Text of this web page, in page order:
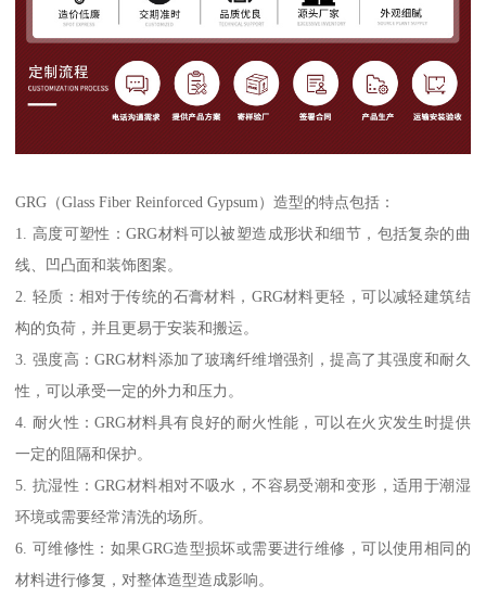
GRG（Glass Fiber Reinforced Gypsum）造型的特点包括：
1. 高度可塑性：GRG材料可以被塑造成形状和细节，包括复杂的曲
线、凹凸面和装饰图案。
2. 轻质：相对于传统的石膏材料，GRG材料更轻，可以减轻建筑结
构的负荷，并且更易于安装和搬运。
3. 强度高：GRG材料添加了玻璃纤维增强剂，提高了其强度和耐久
性，可以承受一定的外力和压力。
4. 耐火性：GRG材料具有良好的耐火性能，可以在火灾发生时提供
一定的阻隔和保护。
5. 抗湿性：GRG材料相对不吸水，不容易受潮和变形，适用于潮湿
环境或需要经常清洗的场所。
6. 可维修性：如果GRG造型损坏或需要进行维修，可以使用相同的
材料进行修复，对整体造型造成影响。